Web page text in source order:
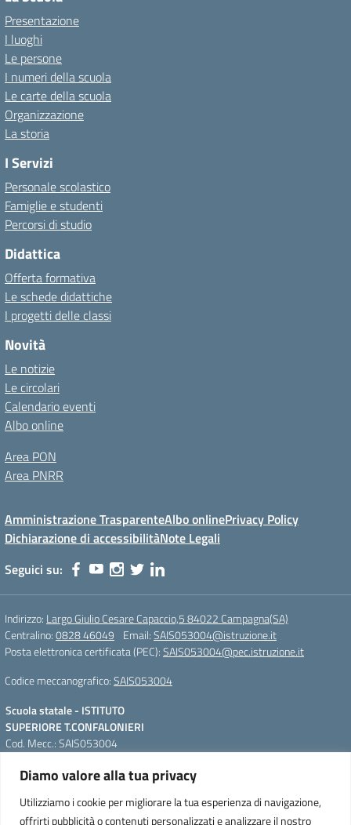
Diamo valore alla tua privacy
Utilizziamo i cookie per migliorare la tua esperienza di navigazione,
offrirti pubblicità o contenuti personalizzati e analizzare il nostro
Presentazione
I luoghi
Le persone
I numeri della scuola
Le carte della scuola
Organizzazione
La storia
I Servizi
Personale scolastico
Famiglie e studenti
Percorsi di studio
Didattica
Offerta formativa
Le schede didattiche
I progetti delle classi
Novità
Le notizie
Le circolari
Calendario eventi
Albo online
Area PON
Area PNRR
Amministrazione TrasparenteAlbo onlinePrivacy Policy
Dichiarazione di accessibilitàNote Legali
Seguici su:
Indirizzo: Largo Giulio Cesare Capaccio,5 84022 Campagna(SA)
Centralino:0828 46049 Email:SAIS053004@istruzione.it
Posta elettronica certificata (PEC):SAIS053004@pec.istruzione.it
Codice meccanografico:SAIS053004
Scuola statale - ISTITUTO
SUPERIORE T.CONFALONIERI
Cod. Mecc.: SAIS053004
84022 Campagna(SA)
IPSIAM: +39 0828 46664 Fax. +39
WebApp